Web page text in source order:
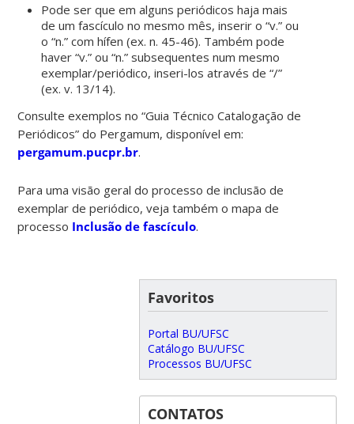
Pode ser que em alguns periódicos haja mais
de um fascículo no mesmo mês, inserir o “v.” ou
o “n.” com hífen (ex. n. 45-46). Também pode
haver “v.” ou “n.” subsequentes num mesmo
exemplar/periódico, inseri-los através de “/”
(ex. v. 13/14).
Consulte exemplos no “Guia Técnico Catalogação de
Periódicos” do Pergamum, disponível em:
pergamum.pucpr.br.
Para uma visão geral do processo de inclusão de
exemplar de periódico, veja também o mapa de
processo Inclusão de fascículo.
Favoritos
Portal BU/UFSC
Catálogo BU/UFSC
Processos BU/UFSC
CONTATOS